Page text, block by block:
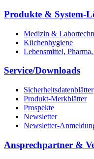
Produkte & System-
Medizin &
Küchenhygiene
Lebensmittel,
Service/Downloads
Sicherheitsdatenblätter
Produkt-Merkblätter
Prospekte
Newsletter
Newsletter-
Ansprechpartner &